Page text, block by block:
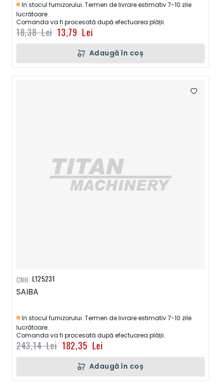
In stocul furnizorului. Termen de livrare estimativ 7-10 zile
lucrătoare.
Comanda va fi procesată după efectuarea plății.
13,79 Lei
18,38 Lei
Adaugă în coș
L125231
SAIBA
In stocul furnizorului. Termen de livrare estimativ 7-10 zile
lucrătoare.
Comanda va fi procesată după efectuarea plății.
182,35 Lei
243,14 Lei
CNH
Adaugă în coș